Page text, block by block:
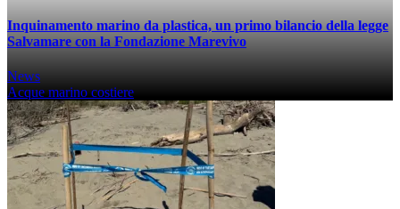
Inquinamento marino da plastica, un primo bilancio della legge
Salvamare con la Fondazione Marevivo
News
Acque marino costiere